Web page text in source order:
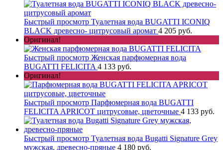
Быстрый просмотр Туалетная вода BUGATTI ICONIQ
BLACK древесно- цитрусовый аромат 4 205 руб.
Оригинал!
Быстрый просмотр Женская парфюмерная вода
BUGATTI FELICITA 4 133 руб.
Оригинал!
Быстрый просмотр Парфюмерная вода BUGATTI
FELICITA APRICOT цитрусовые, цветочные 4 133 руб.
Быстрый просмотр Туалетная вода Bugatti Signature Grey
мужская, древесно-пряные 4 180 руб.